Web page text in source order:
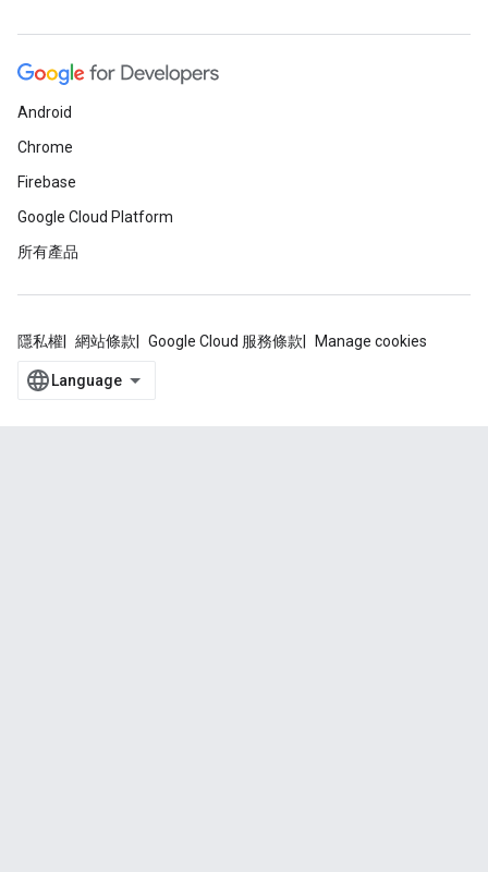
Android
Chrome
Firebase
Google Cloud Platform
所有產品
隱私權 網站條款 Google Cloud 服務條款 Manage cookies